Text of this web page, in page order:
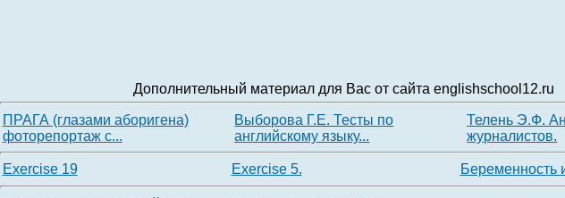
Дополнительный материал для Вас от сайта englishschool12.ru
ПРАГА (глазами аборигена)
фоторепортаж с...
Выборова Г.Е. Тесты по
английскому языку...
Телень Э.Ф.
журналистов.
Exercise 19 Exercise 5. Беременность